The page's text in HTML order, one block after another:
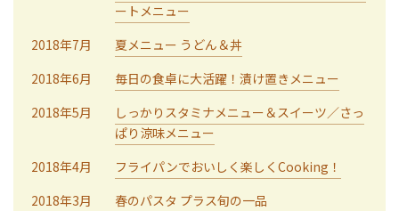
ートメニュー
2018年7月
夏メニュー うどん＆丼
2018年6月
毎日の食卓に大活躍！漬け置きメニュー
2018年5月
しっかりスタミナメニュー＆スイーツ／さっ
ぱり涼味メニュー
2018年4月
フライパンでおいしく楽しくCooking！
2018年3月
春のパスタ プラス旬の一品